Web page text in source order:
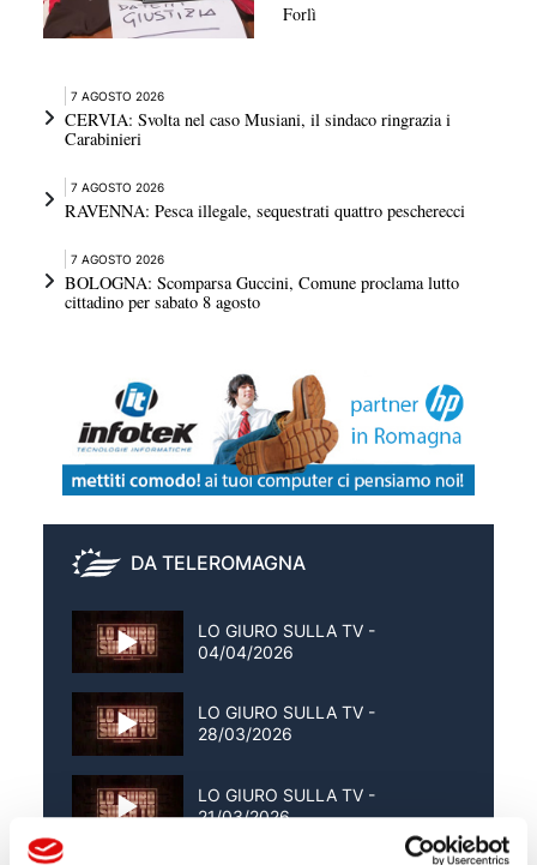
Forlì
7 AGOSTO 2026
CERVIA: Svolta nel caso Musiani, il sindaco ringrazia i
Carabinieri
7 AGOSTO 2026
RAVENNA: Pesca illegale, sequestrati quattro pescherecci
7 AGOSTO 2026
BOLOGNA: Scomparsa Guccini, Comune proclama lutto
cittadino per sabato 8 agosto
DA TELEROMAGNA
LO GIURO SULLA TV -
04/04/2026
LO GIURO SULLA TV -
28/03/2026
LO GIURO SULLA TV -
21/03/2026